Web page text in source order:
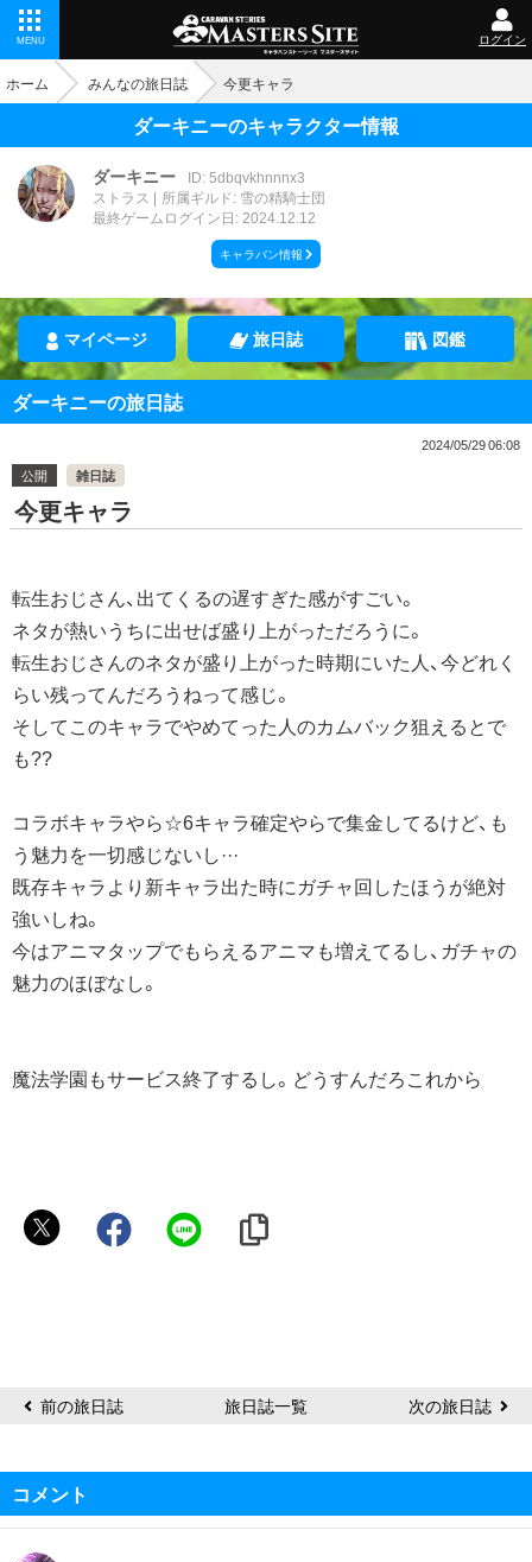
MENU ログイン
ホーム みんなの旅日誌 今更キャラ
ダーキニーのキャラクター情報
ダーキニー
ID: 5dbqvkhnnnx3
ストラス
所属ギルド: 雪の精騎士団
最終ゲームログイン日: 2024.12.12
キャラバン情報
マイページ 旅日誌 図鑑
ダーキニーの旅日誌
2024/05/29 06:08
公開
雑日誌
今更キャラ
転生おじさん、出てくるの遅すぎた感がすごい。
ネタが熱いうちに出せば盛り上がっただろうに。
転生おじさんのネタが盛り上がった時期にいた人、今どれく
らい残ってんだろうねって感じ。
そしてこのキャラでやめてった人のカムバック狙えるとで
も??
コラボキャラやら☆6キャラ確定やらで集金してるけど、も
う魅力を一切感じないし···
既存キャラより新キャラ出た時にガチャ回したほうが絶対
強いしね。
今はアニマタップでもらえるアニマも増えてるし、ガチャの
魅力のほぼなし。
魔法学園もサービス終了するし。どうすんだろこれから
ダ
前の旅日誌 旅日誌一覧 次の旅日誌
コメント